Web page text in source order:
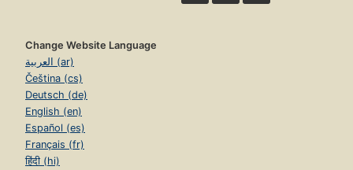
Change Website Language
العربية (ar)
Čeština (cs)
Deutsch (de)
English (en)
Español (es)
Français (fr)
हिंदी (hi)